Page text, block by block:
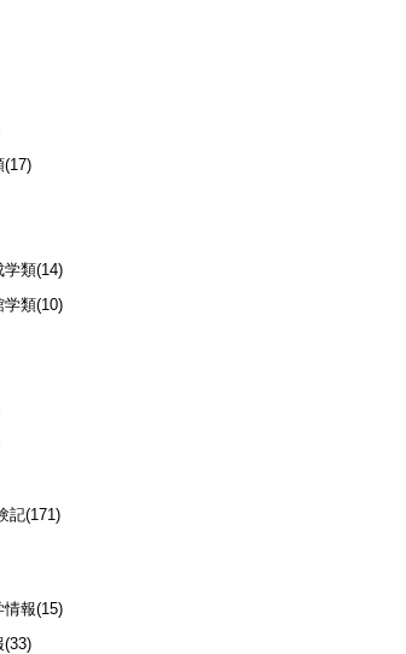
(17)
学類(14)
学類(10)
記(171)
報(15)
(33)